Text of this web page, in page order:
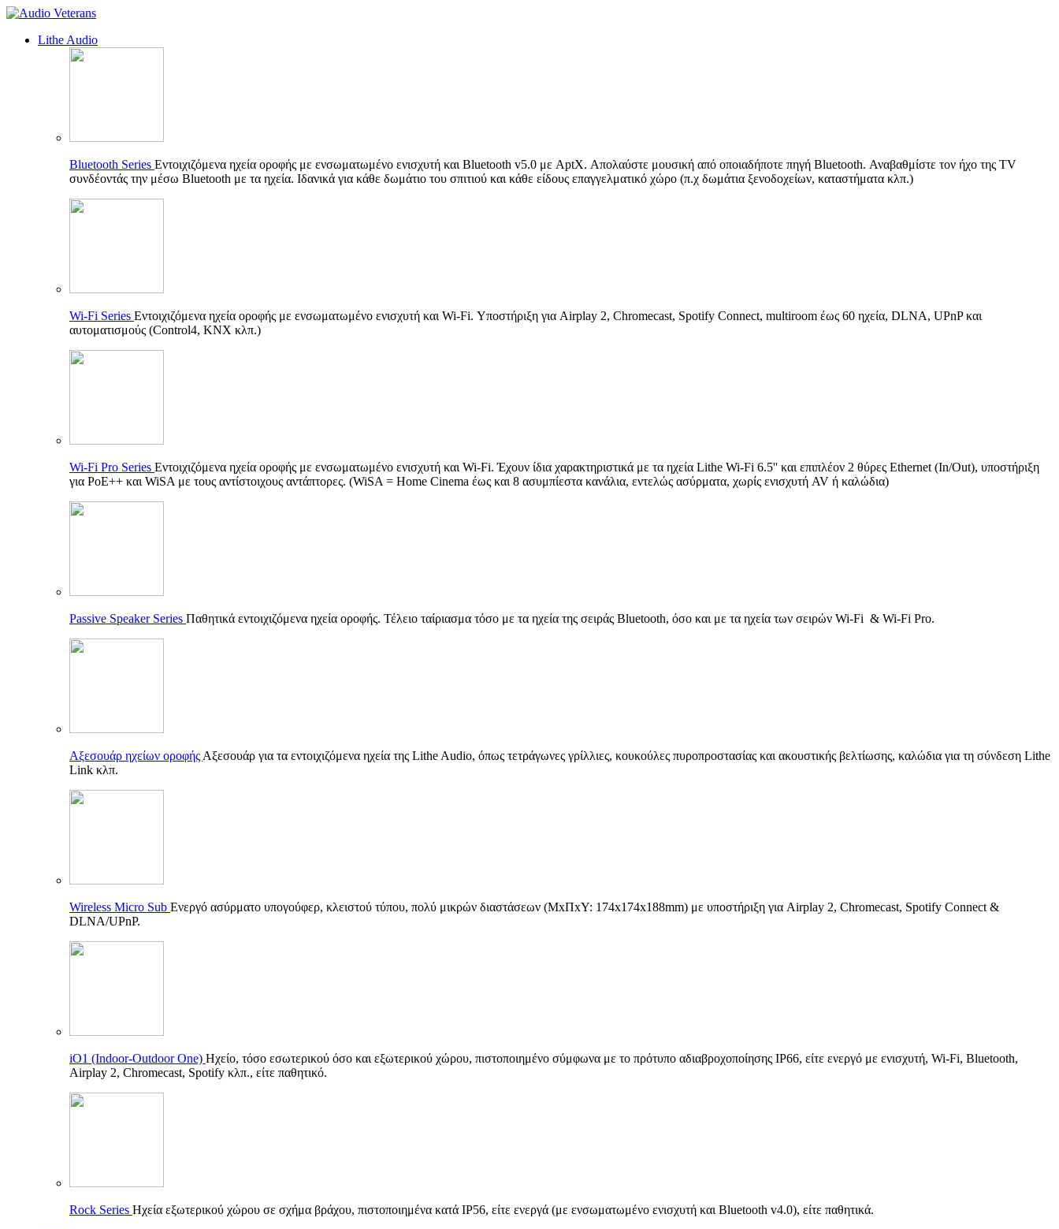
Lithe Audio
Bluetooth Series Εντοιχιζόμενα ηχεία οροφής με ενσωματωμένο ενισχυτή και Bluetooth v5.0 με AptX. Απολαύστε μουσική από οποιαδήποτε πηγή Bluetooth. Αναβαθμίστε τον ήχο της TV
συνδέοντάς την μέσω Bluetooth με τα ηχεία. Ιδανικά για κάθε δωμάτιο του σπιτιού και κάθε είδους επαγγελματικό χώρο (π.χ δωμάτια ξενοδοχείων, καταστήματα κλπ.)
Wi-Fi Series Εντοιχιζόμενα ηχεία οροφής με ενσωματωμένο ενισχυτή και Wi-Fi. Υποστήριξη για Airplay 2, Chromecast, Spotify Connect, multiroom έως 60 ηχεία, DLNA, UPnP και
αυτοματισμούς (Control4, KNX κλπ.)
Wi-Fi Pro Series Εντοιχιζόμενα ηχεία οροφής με ενσωματωμένο ενισχυτή και Wi-Fi. Έχουν ίδια χαρακτηριστικά με τα ηχεία Lithe Wi-Fi 6.5'' και επιπλέον 2 θύρες Ethernet (In/Out), υποστήριξη
για PoE++ και WiSA με τους αντίστοιχους αντάπτορες. (WiSA = Home Cinema έως και 8 ασυμπίεστα κανάλια, εντελώς ασύρματα, χωρίς ενισχυτή AV ή καλώδια)
Passive Speaker Series Παθητικά εντοιχιζόμενα ηχεία οροφής. Τέλειο ταίριασμα τόσο με τα ηχεία της σειράς Bluetooth, όσο και με τα ηχεία των σειρών Wi-Fi & Wi-Fi Pro.
Αξεσουάρ ηχείων οροφής Αξεσουάρ για τα εντοιχιζόμενα ηχεία της Lithe Audio, όπως τετράγωνες γρίλλιες, κουκούλες πυροπροστασίας και ακουστικής βελτίωσης, καλώδια για τη σύνδεση Lithe
Link κλπ.
Wireless Micro Sub Ενεργό ασύρματο υπογούφερ, κλειστού τύπου, πολύ μικρών διαστάσεων (ΜxΠxΥ: 174x174x188mm) με υποστήριξη για Airplay 2, Chromecast, Spotify Connect &
DLNA/UPnP.
iO1 (Indoor-Outdoor One) Ηχείο, τόσο εσωτερικού όσο και εξωτερικού χώρου, πιστοποιημένο σύμφωνα με το πρότυπο αδιαβροχοποίησης IP66, είτε ενεργό με ενισχυτή, Wi-Fi, Bluetooth,
Airplay 2, Chromecast, Spotify κλπ., είτε παθητικό.
Rock Series Ηχεία εξωτερικού χώρου σε σχήμα βράχου, πιστοποιημένα κατά IP56, είτε ενεργά (με ενσωματωμένο ενισχυτή και Bluetooth v4.0), είτε παθητικά.